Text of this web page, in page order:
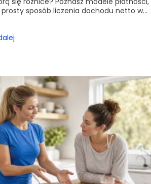
prosty sposób liczenia dochodu netto w